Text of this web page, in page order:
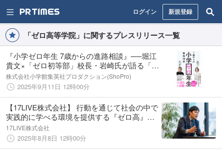
ログイン 新規登録
「ゼロ高等学院」に関するプレスリリース一覧
『小学ゼロ年生 7歳からの進路相談』──堀江
貴文×「ゼロ初等部」校長・岩崎氏が語る「誰
ひとり取り残さない教育」、9月11日（木）発
売
株式会社小学館集英社プロダクション(ShoPro)
2025年9月11日 12時00分
【17LIVE株式会社】 行動を通じて社会の中で
実践的に学べる環境を提供する『ゼロ高』に
て、Japan Country Managerの浅見周平が特別
授業を実施
17LIVE株式会社
2025年8月8日 12時00分